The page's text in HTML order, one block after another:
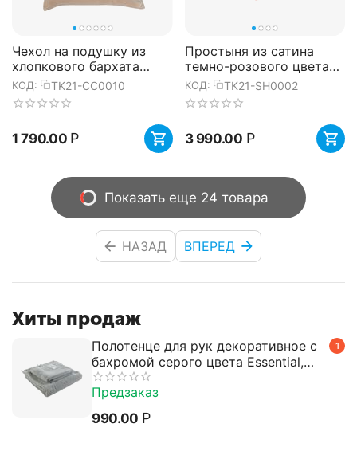
Чехол на подушку из
хлопкового бархата
бежевого цвета из
коллекции Essential,
30х50 см,...
КОД: TK21-CC0010
1 790.00 Р
Простыня из сатина
темно-розового цвета
из коллекции Essential,
240х270 см, Tkano
КОД: TK21-SH0002
3 990.00 Р
Показать еще 24 товара
НАЗАД ВПЕРЕД
Хиты продаж
1
Полотенце для рук декоративное с
бахромой серого цвета Essential,
50х90 см, Tkano
Предзаказ
990.00 Р